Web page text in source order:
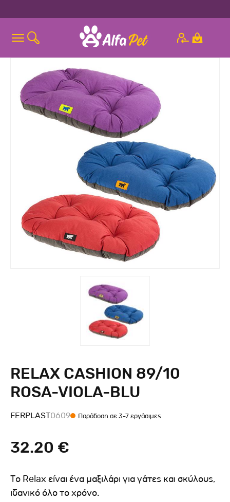
RELAX CASHION 89/10
ROSA-VIOLA-BLU
FERPLAST0609 Παράδοση σε 3-7 εργάσιμες
32.20 €
Το Relax είναι ένα μαξιλάρι για γάτες και σκύλους,
ιδανικό όλο το χρόνο.